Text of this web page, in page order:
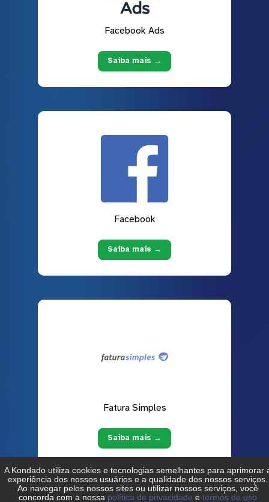
Facebook Ads
Saiba mais →
Facebook
Saiba mais →
Fatura Simples
Saiba mais →